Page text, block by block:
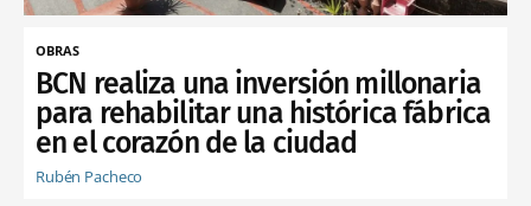
OBRAS
BCN realiza una inversión millonaria
para rehabilitar una histórica fábrica
en el corazón de la ciudad
Rubén Pacheco